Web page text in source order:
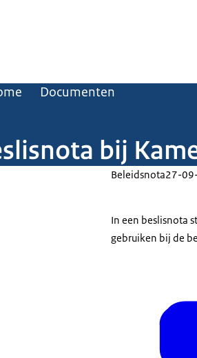
Documenten
bij
Beleidsnota27-
In een beslisnota
gebruiken bij de